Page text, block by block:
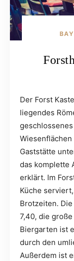
Der Forst
liegendes
Gaststätte
das komplette
erklärt. Im
Küche
Brotzeiten.
7,40, die
Biergarten ist
durch den
Außerdem ist